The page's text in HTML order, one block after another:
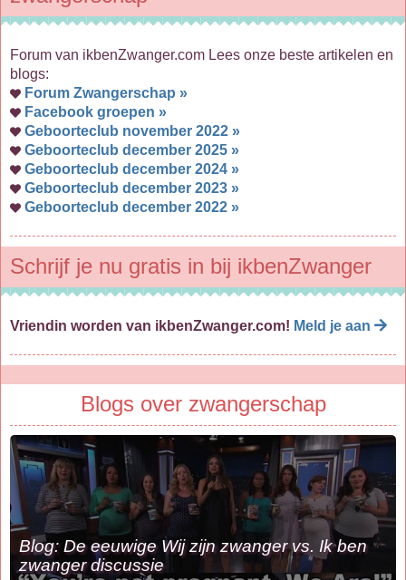
Forum van ikbenZwanger.com Lees onze beste artikelen en
blogs:
Forum Zwangerschap »
Facebook groepen »
Geboorteclub november 2022 »
Geboorteclub december 2025 »
Geboorteclub december 2024 »
Geboorteclub december 2023 »
Geboorteclub december 2022 »
Schrijf je nu gratis in bij ikbenZwanger
Vriendin worden van ikbenZwanger.com! Meld je aan
Blogs over zwangerschap
Blog: De eeuwige Wij zijn zwanger vs. Ik ben
zwanger discussie